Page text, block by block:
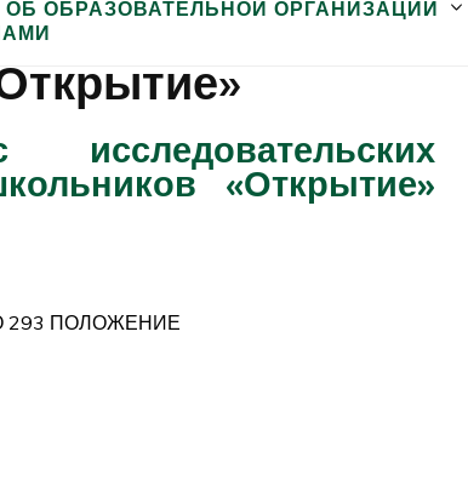
ОБРАЗОВАТЕЛЬНОЙ ОРГАНИЗАЦИИ
исследовательских
«Открытие»
293 ПОЛОЖЕНИЕ